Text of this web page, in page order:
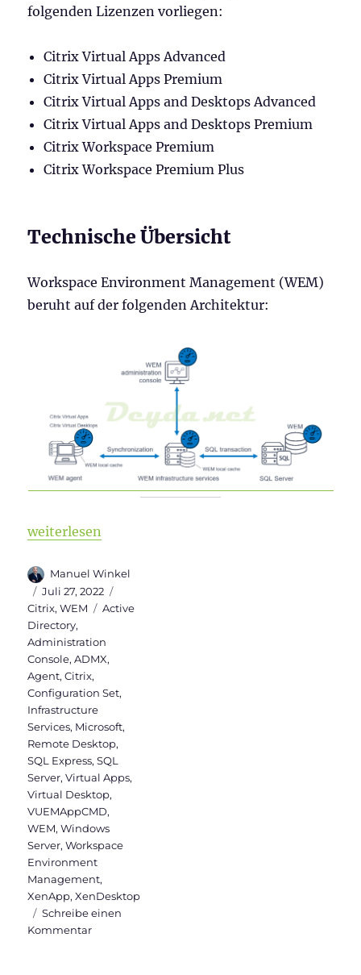
folgenden Lizenzen vorliegen:
Citrix Virtual Apps Advanced
Citrix Virtual Apps Premium
Citrix Virtual Apps and Desktops Advanced
Citrix Virtual Apps and Desktops Premium
Citrix Workspace Premium
Citrix Workspace Premium Plus
Technische Übersicht
Workspace Environment Management (WEM)
beruht auf der folgenden Architektur:
„Installation von Workspace Environment
weiterlesen
Autor
Manuel Winkel
Veröffentlicht
am
Juli 27, 2022
Citrix,WEM Schlagwörter
Active
Directory,
Administration
Console,ADMX,
Agent,Citrix,
Configuration Set,
Infrastructure
Services, Microsoft,
Remote Desktop,
SQL Express,SQL
Server,Virtual Apps,
Virtual Desktop,
VUEMAppCMD,
WEM,Windows
Server,Workspace
Environment
Management,
XenApp,XenDesktop
Schreibe einen
Kommentarzu